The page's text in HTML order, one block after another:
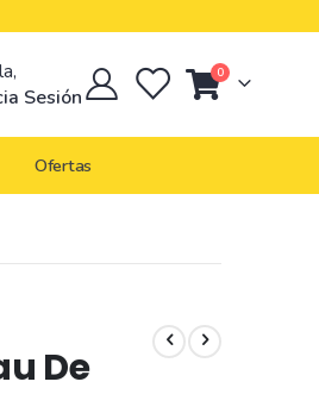
Sesión
Cart
0artículos
Ofertas
De